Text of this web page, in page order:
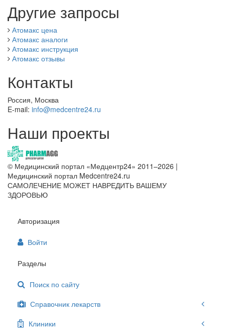
Другие запросы
Атомакс цена
Атомакс аналоги
Атомакс инструкция
Атомакс отзывы
Контакты
Россия, Москва
E-mail: info@medcentre24.ru
Наши проекты
© Медицинский портал «Медцентр24» 2011–2026 |
Медицинский портал Medcentre24.ru
САМОЛЕЧЕНИЕ МОЖЕТ НАВРЕДИТЬ ВАШЕМУ
ЗДОРОВЬЮ
Авторизация
Войти
Разделы
Поиск по сайту
Справочник лекарств
Клиники